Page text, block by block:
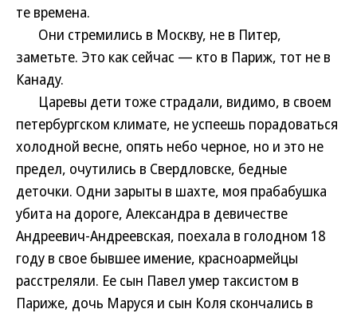
те времена.
Они стремились в Москву, не в Питер,
заметьте. Это как сейчас — кто в Париж, тот не в
Канаду.
Царевы дети тоже страдали, видимо, в своем
петербургском климате, не успеешь порадоваться
холодной весне, опять небо черное, но и это не
предел, очутились в Свердловске, бедные
деточки. Одни зарыты в шахте, моя прабабушка
убита на дороге, Александра в девичестве
Андреевич-Андреевская, поехала в голодном 18
году в свое бывшее имение, красноармейцы
расстреляли. Ее сын Павел умер таксистом в
Париже, дочь Маруся и сын Коля скончались в